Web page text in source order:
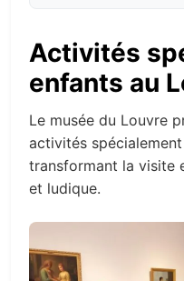
Activités
enfants au
Le musée du Louvre
activités
transformant la visite
et ludique.